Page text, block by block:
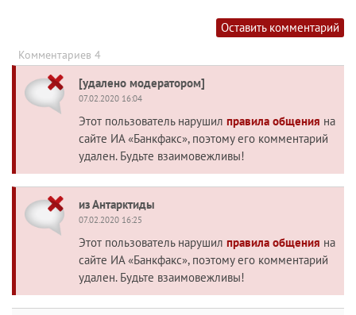
Оставить комментарий
Комментариев 4
[удалено модератором]
07.02.2020 16:04
Этот пользователь нарушил правила общения на
сайте ИА «Банкфакс», поэтому его комментарий
удален. Будьте взаимовежливы!
из Антарктиды
07.02.2020 16:25
Этот пользователь нарушил правила общения на
сайте ИА «Банкфакс», поэтому его комментарий
удален. Будьте взаимовежливы!